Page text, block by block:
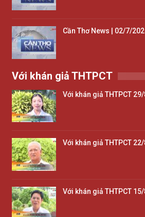
Cần Thơ News | 02/7/
Với khán giả THTPCT
Với khán giả THTPCT
Với khán giả THTPCT
Với khán giả THTPCT